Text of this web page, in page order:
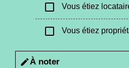
check_box_outline_blank Vous étiez
check_box_outline_blank Vous étiez
editÀ noter